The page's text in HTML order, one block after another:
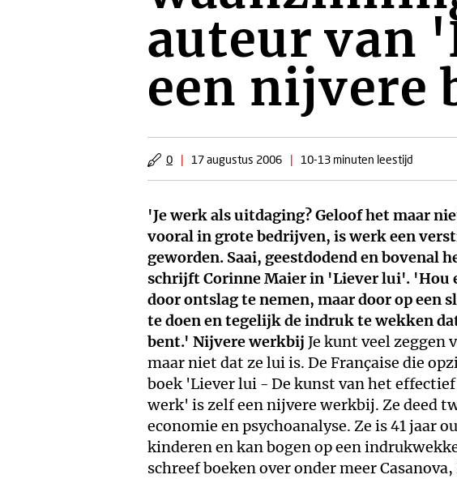
auteur van
een nijvere
0 | 17 augustus 2006 | 10-13 minuten leestijd
'Je werk als uitdaging? Geloof het maar
vooral in grote bedrijven, is werk een
geworden. Saai, geestdodend en bovenal
schrijft Corinne Maier in 'Liever lui'. 'Hou
door ontslag te nemen, maar door op een
te doen en tegelijk de indruk te wekken
bent.' Nijvere werkbij Je kunt veel zeggen
maar niet dat ze lui is. De Française die
boek 'Liever lui - De kunst van het
werk' is zelf een nijvere werkbij. Ze deed
economie en psychoanalyse. Ze is 41 jaar
kinderen en kan bogen op een
schreef boeken over onder meer Casanova,